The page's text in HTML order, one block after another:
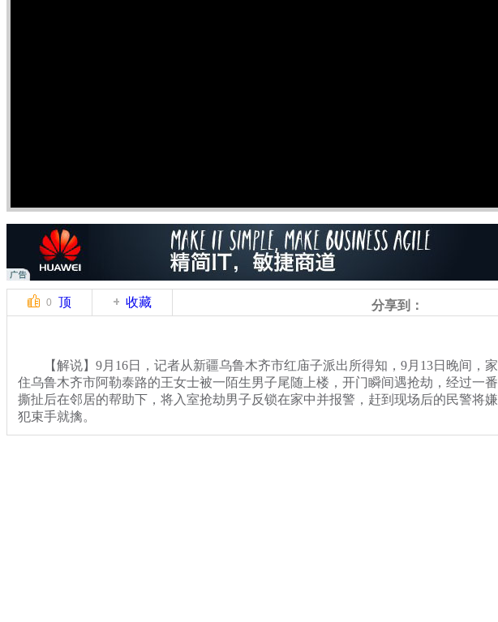
0 顶 收藏 分享到：
【解说】9月16日，记者从新疆乌鲁木齐市红庙子派出所得知，9月13日晚间，家
住乌鲁木齐市阿勒泰路的王女士被一陌生男子尾随上楼，开门瞬间遇抢劫，经过一番
撕扯后在邻居的帮助下，将入室抢劫男子反锁在家中并报警，赶到现场后的民警将嫌
犯束手就擒。